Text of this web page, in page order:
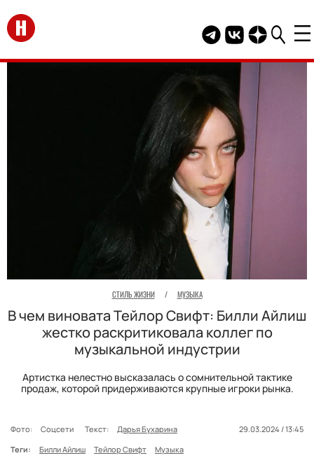
Перейти на главную
Telegram канал
Группа HELLO
Канал
СТИЛЬ ЖИЗНИ / МУЗЫКА
В чем виновата Тейлор Свифт: Билли Айлиш
жестко раскритиковала коллег по
музыкальной индустрии
Артистка нелестно высказалась о сомнительной тактике
продаж, которой придерживаются крупные игроки рынка.
Фото: Соцсети Текст: Дарья Бухарина
29.03.2024 / 13:45
Теги:
Билли Айлиш Тейлор Свифт Музыка